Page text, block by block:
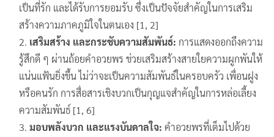
เป็นที่รัก และได้รับการยอมรับ ซึ่งเป็นปัจจัยสำคัญในการเสริม
สร้างความภาคภูมิใจในตนเอง [1, 2]
เสริมสร้าง และกระชับความสัมพันธ์: การแสดงออกถึงความ
รู้สึกดี ๆ ผ่านถ้อยคำอวยพร ช่วยเสริมสร้างสายใยความผูกพันให้
แน่นแฟ้นยิ่งขึ้น ไม่ว่าจะเป็นความสัมพันธ์ในครอบครัว เพื่อนฝูง
หรือคนรัก การสื่อสารเชิงบวกเป็นกุญแจสำคัญในการหล่อเลี้ยง
ความสัมพันธ์ [1, 6]
มอบพลังบวก และแรงบันดาลใจ: คำอวยพรที่เต็มไปด้วย